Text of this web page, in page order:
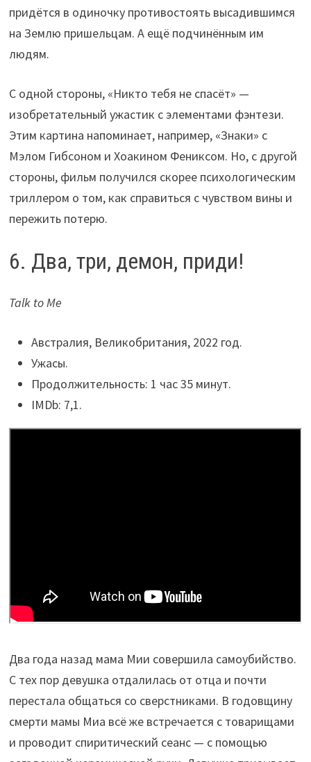
придётся в одиночку противостоять высадившимся
на Землю пришельцам. А ещё подчинённым им
людям.
С одной стороны, «Никто тебя не спасёт» —
изобретательный ужастик с элементами фэнтези.
Этим картина напоминает, например, «Знаки» с
Мэлом Гибсоном и Хоакином Фениксом. Но, с другой
стороны, фильм получился скорее психологическим
триллером о том, как справиться с чувством вины и
пережить потерю.
6. Два, три, демон, приди!
Talk to Me
Австралия, Великобритания, 2022 год.
Ужасы.
Продолжительность: 1 час 35 минут.
IMDb: 7,1.
Два года назад мама Мии совершила самоубийство.
С тех пор девушка отдалилась от отца и почти
перестала общаться со сверстниками. В годовщину
смерти мамы Миа всё же встречается с товарищами
и проводит спиритический сеанс — с помощью